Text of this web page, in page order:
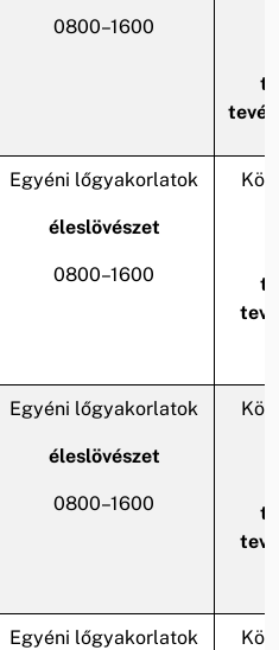
0800–1600
Egyéni lőgyakorlatok
éleslövészet
0800–1600
Egyéni lőgyakorlatok
éleslövészet
0800–1600
Egyéni lőgyakorlatok